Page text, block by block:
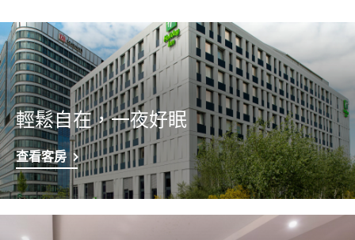
輕鬆自在，一夜好眠
查看客房